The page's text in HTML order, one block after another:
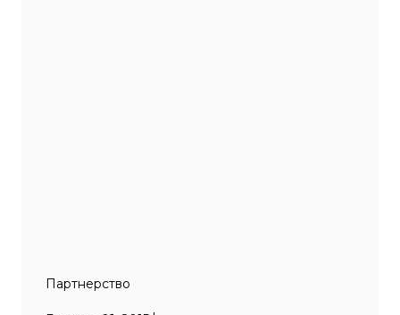
Партнерство